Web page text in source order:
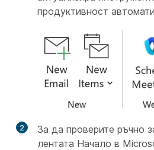
продуктивност
2
За да проверите ръчно
лентата Начало в